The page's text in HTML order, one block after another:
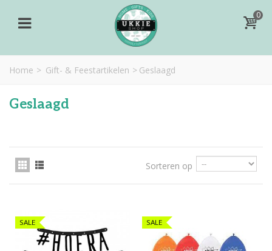
0
Home > Gift- & Feestartikelen > Geslaagd
Geslaagd
Sorteren op
SALE SALE